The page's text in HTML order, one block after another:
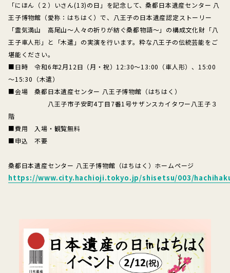
「にほん（２）いさん(13)の日」を記念して、桑都日本遺産センター 八
王子博物館（愛称：はちはく）で、八王子の日本遺産認定ストーリー
「霊気満山 高尾山～人々の祈りが紡ぐ桑都物語～」の構成文化財「八
王子車人形」と「木遣」の実演を行います。粋な八王子の伝統芸能をご
堪能ください。
■日時 令和6年2月12日（月・祝）12:30～13:00（車人形）、15:00
～15:30（木遣）
■会場 桑都日本遺産センター 八王子博物館（はちはく）
八王子市子安町4丁目7番1号サザンスカイタワー八王子３
階
■費用 入場・観覧無料
■申込 不要
桑都日本遺産センター 八王子博物館（はちはく）ホームページ
https://www.city.hachioji.tokyo.jp/shisetsu/003/